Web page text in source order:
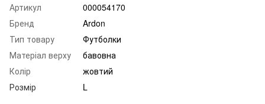
Артикул
000054170
Бренд
Ardon
Тип товару
Футболки
Матеріал верху
бавовна
Колір
жовтий
Розмір
L